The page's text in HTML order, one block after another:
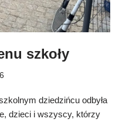
szkoły
dziedzińcu odbyła
dzieci i wszyscy, którzy